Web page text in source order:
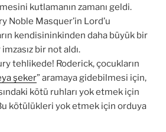
kutlamanın zamanı geldi.
Noble Masquer’in Lord’u
kendisininkinden daha büyük bir
bir not aldı.
tehlikede! Roderick, çocukların
şeker” aramaya gidebilmesi için,
kötü ruhları yok etmek için
kötülükleri yok etmek için orduya